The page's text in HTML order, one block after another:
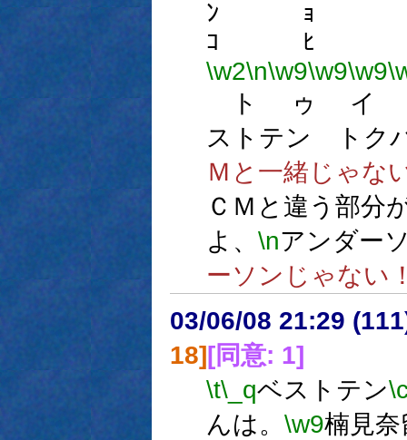
ﾝ ｮ
ｺ ﾋ
\w2\n\w9\w9\w9
ト ゥ イ
ストテン トク
Ｍと一緒じゃな
ＣＭと違う部分
よ、 \nアンダー
ーソンじゃない
03/06/08 21:29
18] [同意: 1]
\t\_qベストテン
んは。 \w9楠見